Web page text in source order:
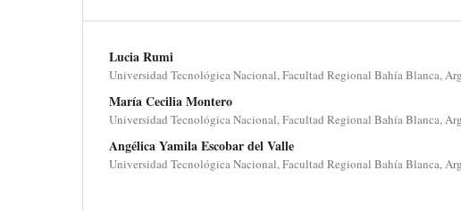
Lucia Rumi
Universidad Tecnológica Nacional, Facultad Regional Bahía Blanca,
María Cecilia Montero
Universidad Tecnológica Nacional, Facultad Regional Bahía Blanca,
Angélica Yamila Escobar del Valle
Universidad Tecnológica Nacional, Facultad Regional Bahía Blanca,